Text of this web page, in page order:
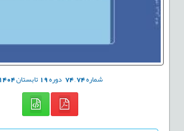
شماره74
,
74 دوره19تابستان1404